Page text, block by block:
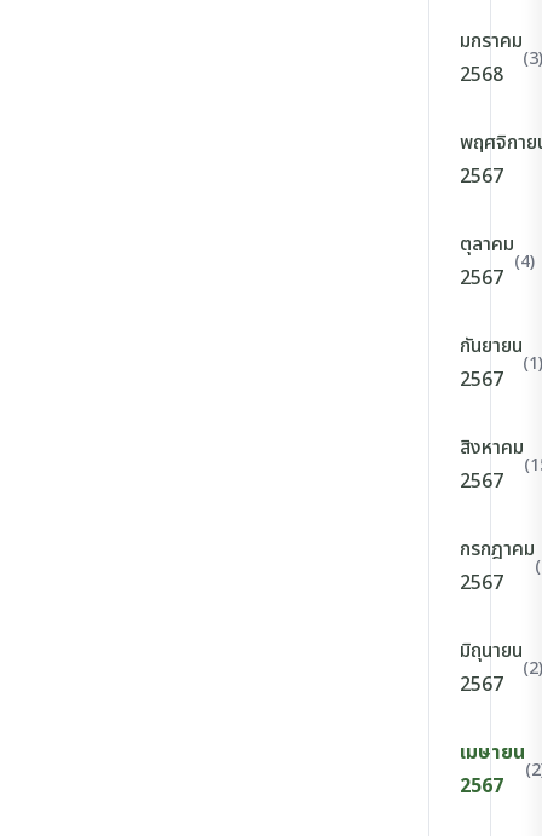
มกราคม
2568
(3)
พฤศจิกาย
2567
ตุลาคม
2567
(4)
กันยายน
2567
(1)
สิงหาคม
2567
กรกฎาคม
2567
มิถุนายน
2567
(2)
เมษายน
2567